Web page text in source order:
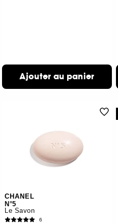
Ajouter au panier
CHANEL
N°5
Le Savon
6